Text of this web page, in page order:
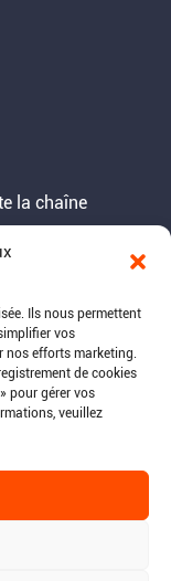
la chaîne
Ils nous permettent
vos
nos efforts marketing.
de cookies
pour gérer vos
veuillez